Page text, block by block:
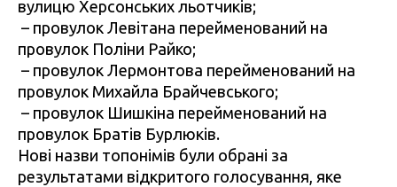
вулицю Херсонських льотчиків;
– провулок Левітана перейменований на
провулок Поліни Райко;
– провулок Лермонтова перейменований на
провулок Михайла Брайчевського;
– провулок Шишкіна перейменований на
провулок Братів Бурлюків.
Нові назви топонімів були обрані за
результатами відкритого голосування, яке